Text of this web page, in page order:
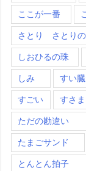
ここが一番
さとり さとり
しおひるの珠
しみ すい
すごい すさ
ただの勘違い
たまごサンド
とんとん拍子